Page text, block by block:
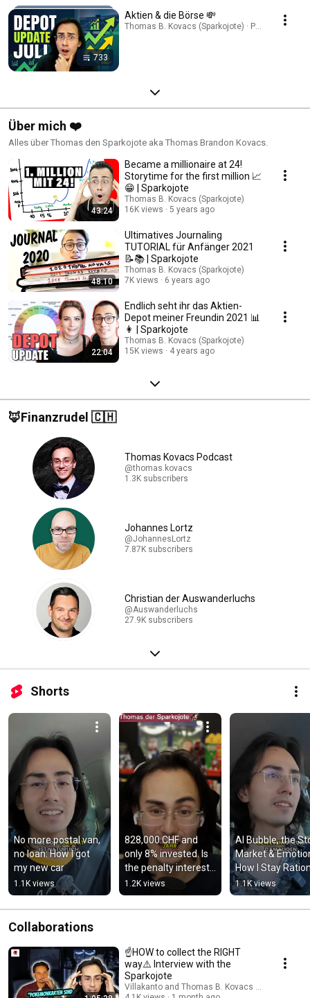
733
Aktien & die Börse 💸
Thomas B. Kovacs (Sparkojote) · Playlist
Über mich ❤️
Alles über Thomas den Sparkojote aka Thomas Brandon Kovacs.
43:24
Became a millionaire at 24!
Storytime for the first million 📈
😁 | Sparkojote
Thomas B. Kovacs (Sparkojote)
16K views
5 years ago
48:10
Ultimatives Journaling
TUTORIAL für Anfänger 2021
📝📚 | Sparkojote
Thomas B. Kovacs (Sparkojote)
7K views
6 years ago
22:04
Endlich seht ihr das Aktien-
Depot meiner Freundin 2021 📊
👩 | Sparkojote
Thomas B. Kovacs (Sparkojote)
15K views
4 years ago
🦊Finanzrudel 🇨🇭
Thomas Kovacs Podcast
@thomas.kovacs
1.3K subscribers
Johannes Lortz
@JohannesLortz
7.87K subscribers
Christian der Auswanderluchs
@Auswanderluchs
27.9K subscribers
Shorts
No more postal van,
no loan: How I got
my new car
1.1K views
828,000 CHF and
only 8% invested. Is
the penalty interest
worth it? 🏦 |
Dividend Thursday
1.2K views
AI Bubble, the
Market &
How I Stay
While Investing
1.1K views
Collaborations
☝️HOW to collect the RIGHT
way⚠️ Interview with the
Sparkojote
Villakanto and Thomas B. Kovacs (Sparkojote)